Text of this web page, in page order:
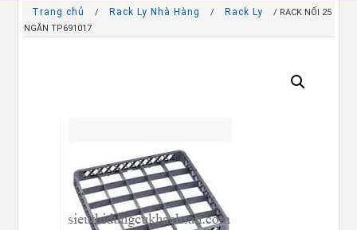
Trang chủ / Rack Ly Nhà Hàng / Rack Ly
/ RACK NỐI 25
NGĂN TP691017